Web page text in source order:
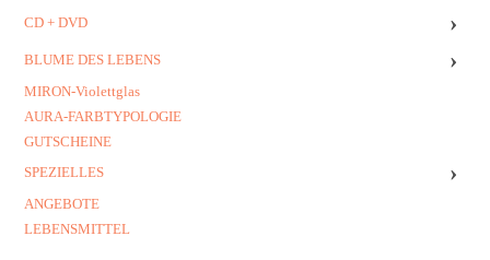
CD + DVD ›
BLUME DES LEBENS ›
MIRON-Violettglas
AURA-FARBTYPOLOGIE
GUTSCHEINE
SPEZIELLES
›
ANGEBOTE
LEBENSMITTEL